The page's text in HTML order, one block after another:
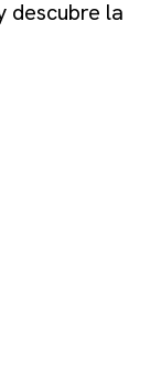
descubre la